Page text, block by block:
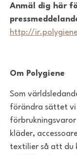
Anmäl dig här
http://
Om Polygiene
Som
förändra sättet vi
kläder,
textilier så att du